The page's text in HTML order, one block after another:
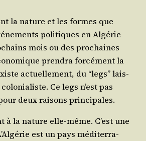
la nature et les formes que
poli­tiques en Algé­rie
mois ou des pro­chaines
pren­dra for­cé­ment la
actuel­le­ment, du “legs” lais­
Ce legs n’est pas
deux rai­sons principales.
à la nature elle-même. C’est une
est un pays médi­ter­ra­